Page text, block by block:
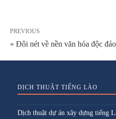
PREVIOUS
« Đôi nét về nền văn hóa độc
DỊCH THUẬT TIẾNG LÀO
Dịch thuật dự án xây dựng tiếng